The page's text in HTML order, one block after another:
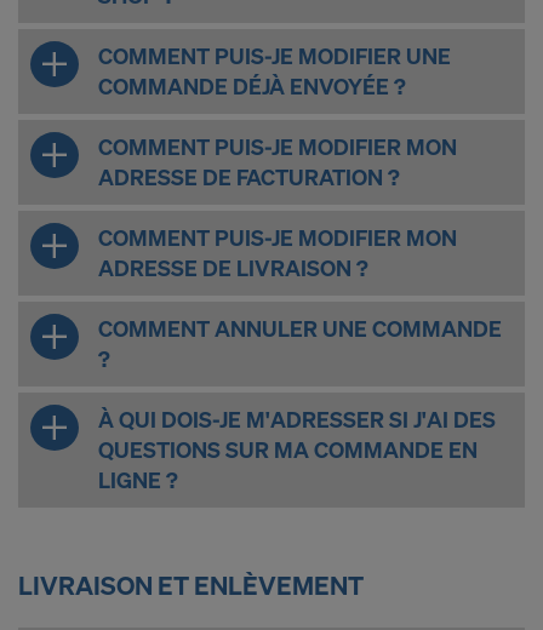
COMMENT PUIS-JE MODIFIER UNE
COMMANDE DÉJÀ ENVOYÉE ?
COMMENT PUIS-JE MODIFIER MON
ADRESSE DE FACTURATION ?
COMMENT PUIS-JE MODIFIER MON
ADRESSE DE LIVRAISON ?
COMMENT ANNULER UNE COMMANDE
?
À QUI DOIS-JE M'ADRESSER SI J'AI DES
QUESTIONS SUR MA COMMANDE EN
LIGNE ?
LIVRAISON ET ENLÈVEMENT